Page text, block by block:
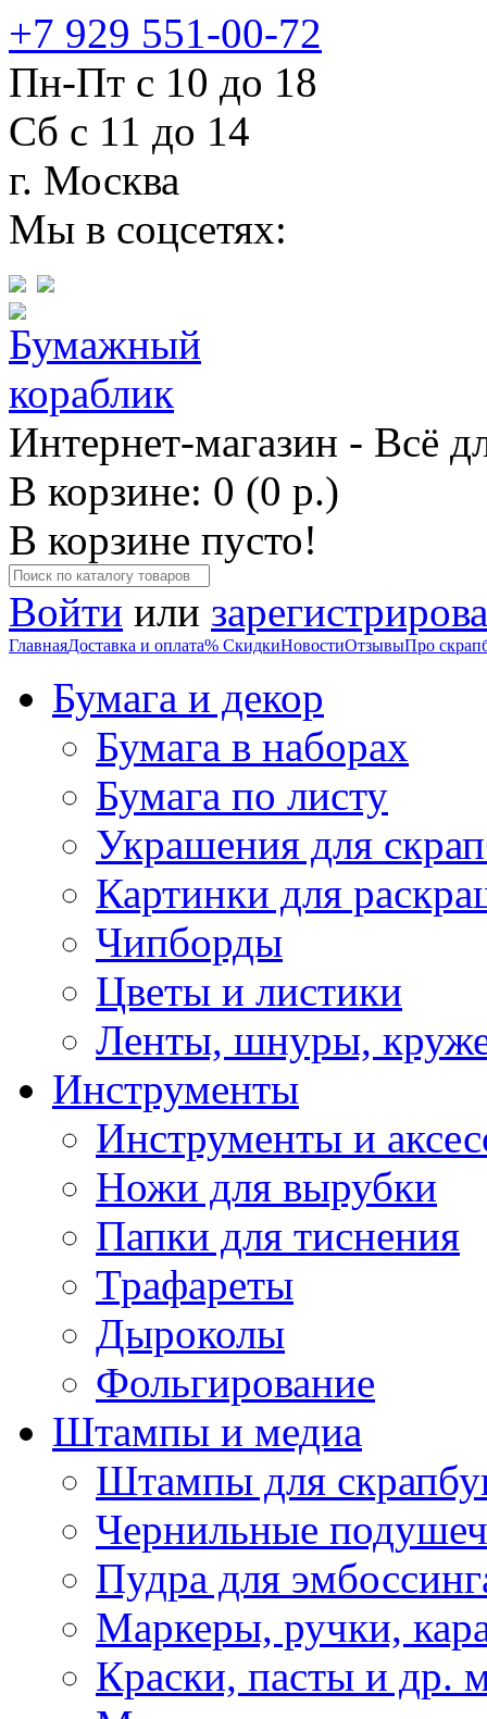
+7 929 551-00-72
Пн-Пт с 10 до 18
Сб с 11 до 14
г. Москва
Мы в соцсетях:
Интернет-магазин - Всё
В корзине: 0 (0 р.)
В корзине пусто!
Войти или
ГлавнаяДоставка и оплата% СкидкиНовостиОтзывыПро
Бумага и декор
Бумага в наборах
Бумага по листу
Украшения для
Картинки для
Чипборды
Цветы и листики
Ленты, шнуры,
Инструменты
Инструменты и
Ножи для вырубки
Папки для тиснения
Трафареты
Дыроколы
Фольгирование
Штампы и медиа
Штампы для
Чернильные
Пудра для
Маркеры, ручки,
Краски, пасты и др.